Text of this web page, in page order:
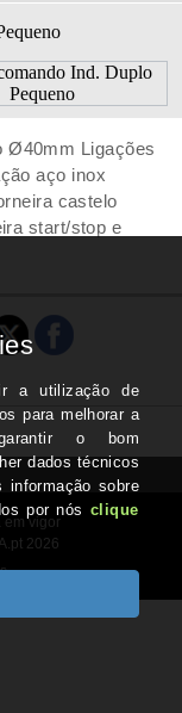
Ø40mm Ligações
aço inox
castelo
start/stop e
em vigor
2026